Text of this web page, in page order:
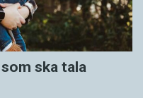
ska tala